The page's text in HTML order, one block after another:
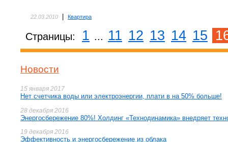
22.03.2010 Квартира
Страницы: 1 ... 11 12 13 14 15
Новости
15 января 2017
Нет счетчика воды или электроэнергии, плати в на 50% больше!
28 декабря 2016
Энергосбережение 80%! Холдинг «Технодинамика» внедряет
19 декабря 2016
Эффективность и энергосбережение из облака